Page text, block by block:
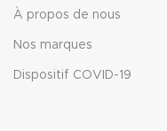
À propos de nous
Nos marques
Dispositif COVID-19